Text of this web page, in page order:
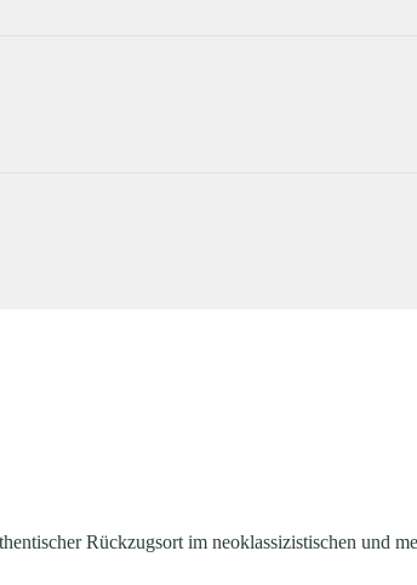
Rückzugsort im neoklassizistischen und